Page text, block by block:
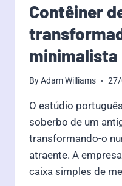
Contêiner
minimalista
ByAdam Williams
O estúdio
soberbo de um
transformando-o
atraente. A
caixa simples de